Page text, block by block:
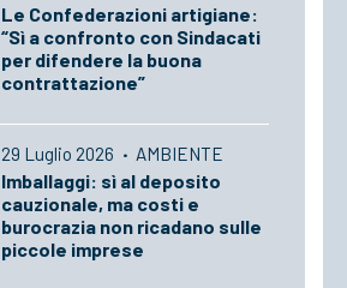
Le Confederazioni artigiane:
“Sì a confronto con Sindacati
per difendere la buona
contrattazione”
29 Luglio 2026 · AMBIENTE
Imballaggi: sì al deposito
cauzionale, ma costi e
burocrazia non ricadano sulle
piccole imprese